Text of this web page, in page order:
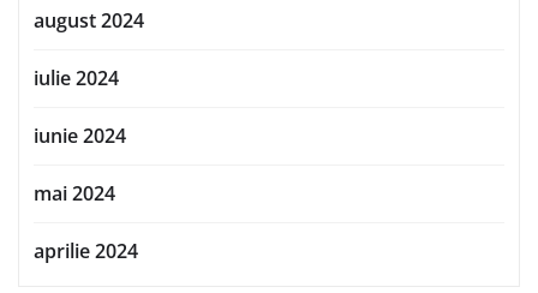
august 2024
iulie 2024
iunie 2024
mai 2024
aprilie 2024